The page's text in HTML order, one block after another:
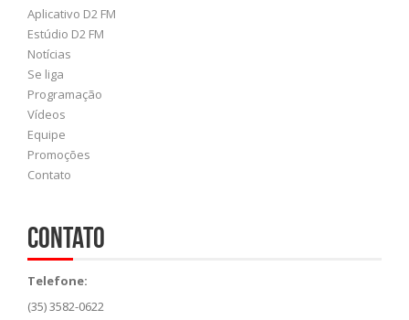
Aplicativo D2 FM
Estúdio D2 FM
Notícias
Se liga
Programação
Vídeos
Equipe
Promoções
Contato
Contato
Telefone:
(35) 3582-0622